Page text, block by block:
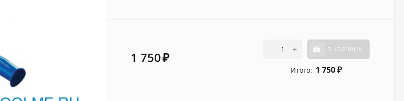
1 750₽
- + В КОРЗИНУ
Итого: 1 750₽